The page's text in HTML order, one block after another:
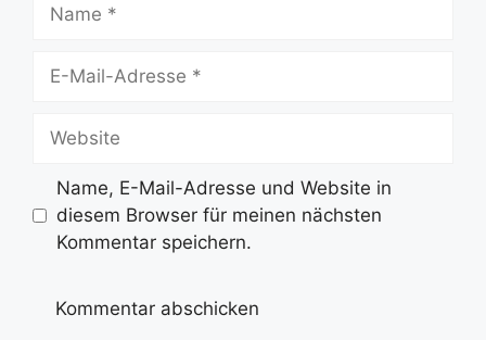
Mail-
Name, E-Mail-Adresse und Website in
diesem Browser für meinen nächsten
Kommentar speichern.